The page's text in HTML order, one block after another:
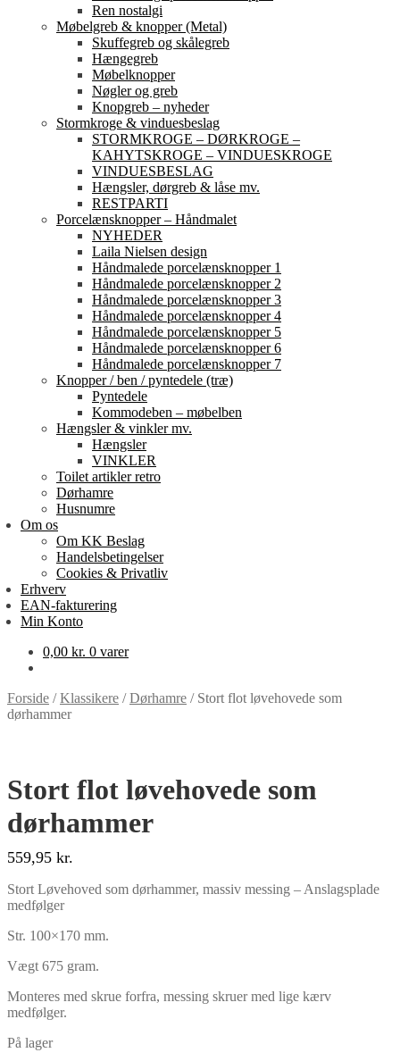
Ren nostalgi
Møbelgreb & knopper (Metal)
Skuffegreb og skålegreb
Hængegreb
Møbelknopper
Nøgler og greb
Knopgreb – nyheder
Stormkroge & vinduesbeslag
STORMKROGE – DØRKROGE –
KAHYTSKROGE – VINDUESKROGE
VINDUESBESLAG
Hængsler, dørgreb & låse mv.
RESTPARTI
Porcelænsknopper – Håndmalet
NYHEDER
Laila Nielsen design
Håndmalede porcelænsknopper 1
Håndmalede porcelænsknopper 2
Håndmalede porcelænsknopper 3
Håndmalede porcelænsknopper 4
Håndmalede porcelænsknopper 5
Håndmalede porcelænsknopper 6
Håndmalede porcelænsknopper 7
Knopper / ben / pyntedele (træ)
Pyntedele
Kommodeben – møbelben
Hængsler & vinkler mv.
Hængsler
VINKLER
Toilet artikler retro
Dørhamre
Husnumre
Om os
Om KK Beslag
Handelsbetingelser
Cookies & Privatliv
Erhverv
EAN-fakturering
Min Konto
0,00 kr. 0 varer
Forside /Klassikere /Dørhamre / Stort flot løvehovede som
dørhammer
Stort flot løvehovede som
dørhammer
559,95 kr.
Stort Løvehoved som dørhammer, massiv messing – Anslagsplade
medfølger
Str. 100×170 mm.
Vægt 675 gram.
Monteres med skrue forfra, messing skruer med lige kærv
medfølger.
På lager